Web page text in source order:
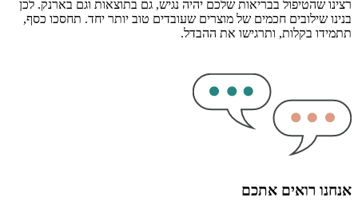
רצינו שהטיפול בבריאות שלכם יהיה נגיש, גם בתוצאות וגם בארנק. לכן
בנינו שילובים חכמים של מוצרים שעובדים טוב יותר יחד. תחסכו כסף,
תתמידו בקלות, ותרגישו את ההבדל.
אנחנו רואים אתכם